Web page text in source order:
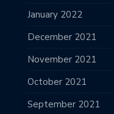
January 2022
December 2021
November 2021
October 2021
September 2021